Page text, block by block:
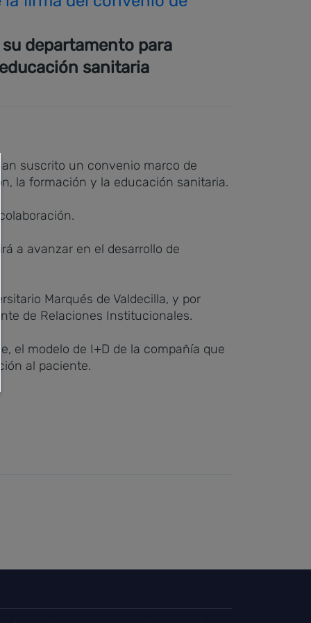
departamento para
sanitaria
suscrito un convenio marco de
la formación y la educación sanitaria.
a avanzar en el desarrollo de
Marqués de Valdecilla, y por
de Relaciones Institucionales.
el modelo de I+D de la compañía que
al paciente.